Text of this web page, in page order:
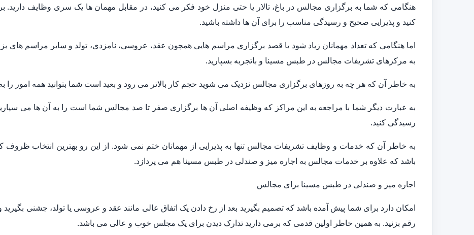
هنگامی که شما به برگزاری مجالس در باغ، تالار یا حتی منزل خود فکر می کنید، در مقابل مهمان ها یک سری وظایف دارید.
کنید و پذیرایی صحیح و رسیدگی مناسب را برای آن ها داشته باشید.
اما هنگامی که تعداد مهمانان زیاد شود یا قصد برگزاری مراسم هایی همچون عقد، عروسی، نامزدی، تولد و سایر مراسم های
به مرکزهای تشریفات مجالس در طبس مسینا و باتجربه بسپارید.
به خاطر آن که هر چه به روزهای برگزاری مجالس نزدیک می شوید حجم کار بالاتر می رود و بعید است شما بتوانید همه امور
به عبارت دیگر شما با مراجعه به این مراکز که وظیفه اصلی آن ها برگزاری صفر تا صد مجالس شما است را به آن ها می
رسیدگی کنید.
به خاطر آن که خدمات و وظایف تشریفات مجالس تنها به پذیرایی از مهمانان ختم نمی شود. از این رو بهترین انتخاب
باشد که علاوه بر خدمات مجالس به اجاره میز و صندلی در طبس مسینا هم می پردازد.
اجاره میز و صندلی در طبس مسینا برای مجالس
امکان دارد برای شما پیش آمده باشد که تصمیم بگیرید بعد از رخ دادن یک اتفاق عالی مانند عقد و عروسی یا تولد، جشنی بگیرید
رقم بزنید. به همین خاطر اولین قدمی که برمی دارید تدارک دیدن برای یک مجلس خوب و عالی می باشد.